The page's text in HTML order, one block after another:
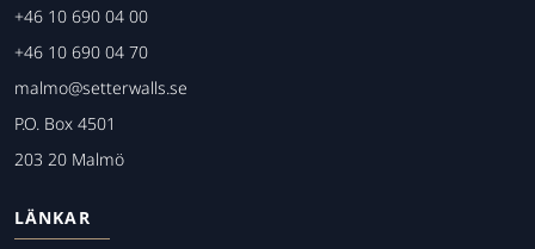
+46 10 690 04 00
+46 10 690 04 70
malmo@setterwalls.se
P.O. Box 4501
203 20 Malmö
LÄNKAR